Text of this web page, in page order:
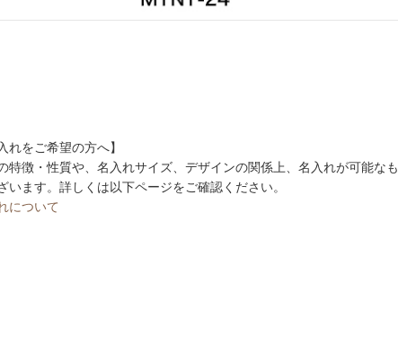
れをご希望の方へ】
特徴・性質や、名入れサイズ、デザインの関係上、名入れが可能なも
います。詳しくは以下ページをご確認ください。
について